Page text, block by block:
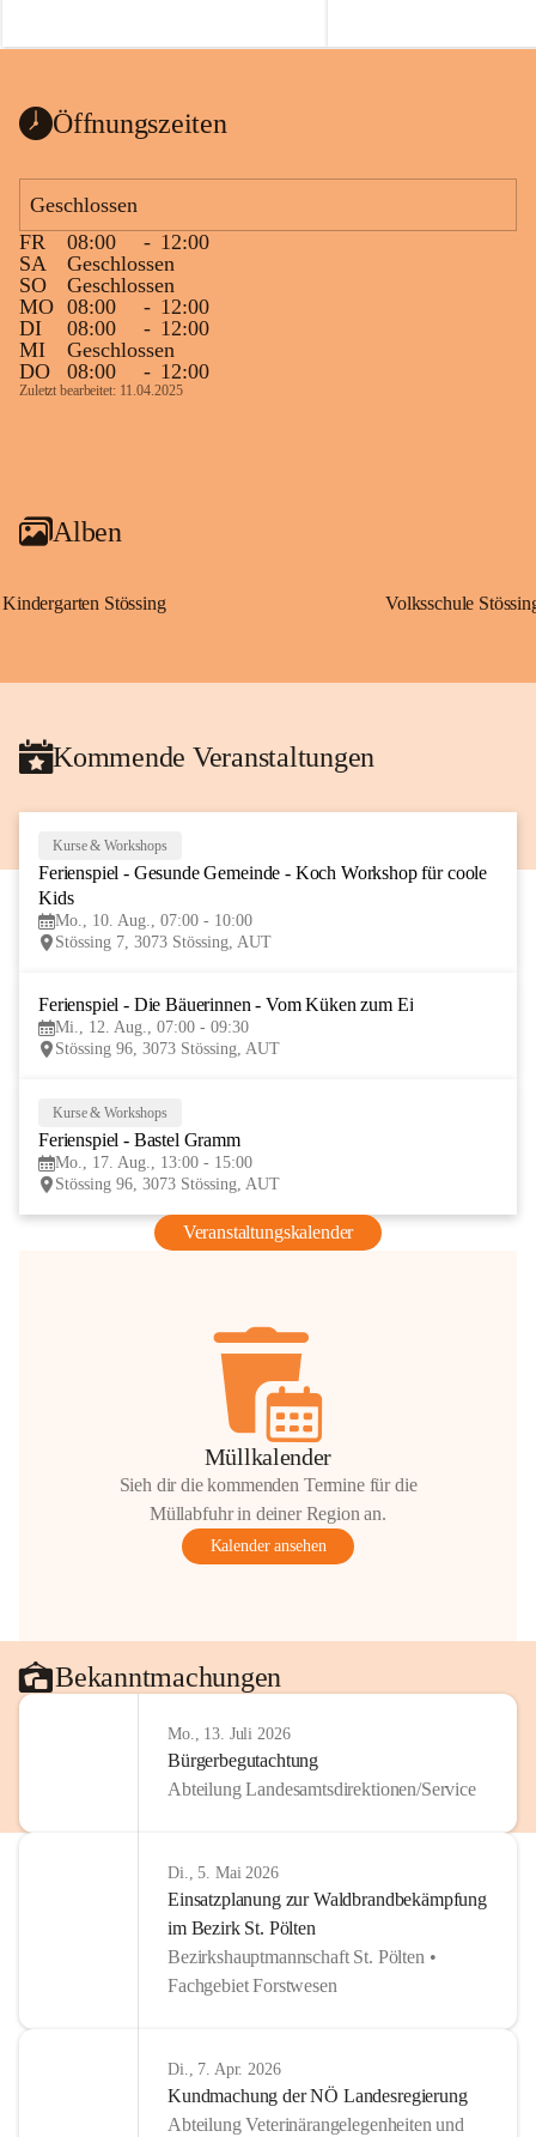
Öffnungszeiten
Geschlossen
FR
08:00 - 12:00
SA
Geschlossen
SO
Geschlossen
MO 08:00 - 12:00
DI
08:00 - 12:00
MI
Geschlossen
DO
08:00 - 12:00
Zuletzt bearbeitet: 11.04.2025
Alben
Kindergarten Stössing Volksschule
Kommende Veranstaltungen
AUG
Kurse & Workshops
Ferienspiel - Gesunde Gemeinde - Koch Workshop für coole
Kids
Mo., 10. Aug., 07:00 - 10:00
Stössing 7, 3073 Stössing, AUT
Ferienspiel - Die Bäuerinnen - Vom Küken zum Ei
Mi., 12. Aug., 07:00 - 09:30
Stössing 96, 3073 Stössing, AUT
Kurse & Workshops
Ferienspiel - Bastel Gramm
Mo., 17. Aug., 13:00 - 15:00
Stössing 96, 3073 Stössing, AUT
Veranstaltungskalender
Müllkalender
Sieh dir die kommenden Termine für die
Müllabfuhr in deiner Region an.
Kalender ansehen
Bekanntmachungen
Mo., 13. Juli 2026
Bürgerbegutachtung
Abteilung Landesamtsdirektionen/Service
Di., 5. Mai 2026
Einsatzplanung zur Waldbrandbekämpfung
im Bezirk St. Pölten
Bezirkshauptmannschaft St. Pölten •
Fachgebiet Forstwesen
Di., 7. Apr. 2026
Kundmachung der NÖ Landesregierung
Abteilung Veterinärangelegenheiten und